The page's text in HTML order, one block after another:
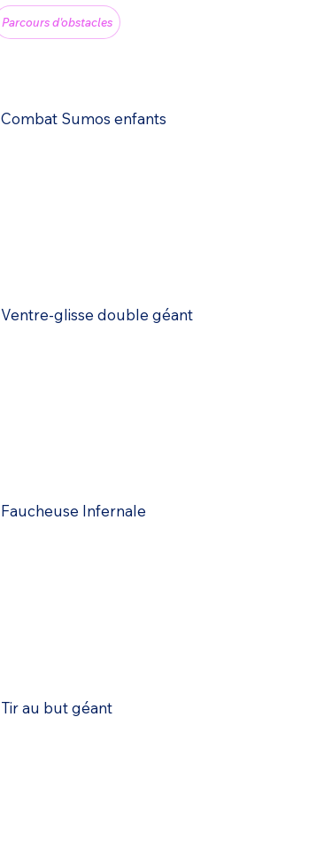
Parcours d'obstacles
Combat Sumos enfants
Ventre-glisse double géant
Faucheuse Infernale
Tir au but géant